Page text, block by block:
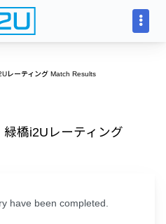
レーティング Match Results
橋i2Uレーティング
have been completed.